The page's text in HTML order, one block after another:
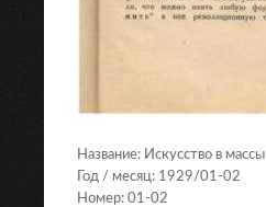
Название: Искусство в массы
Год / месяц: 1929/01-02
Номер: 01-02